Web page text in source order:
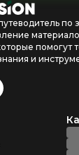
по
помогут
и